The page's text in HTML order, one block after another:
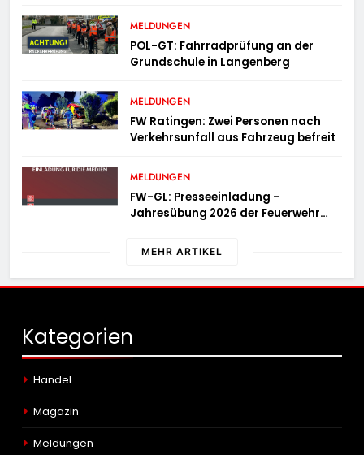
MELDUNGEN
POL-GT: Fahrradprüfung an der
Grundschule in Langenberg
MELDUNGEN
FW Ratingen: Zwei Personen nach
Verkehrsunfall aus Fahrzeug befreit
MELDUNGEN
FW-GL: Presseeinladung –
Jahresübung 2026 der Feuerwehr
MEHR ARTIKEL
Kategorien
Handel
Magazin
Meldungen